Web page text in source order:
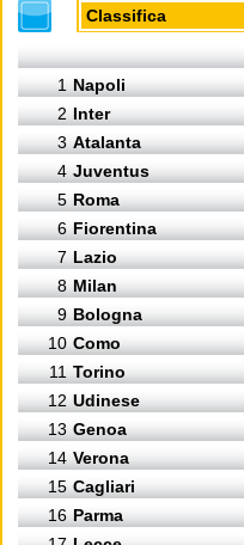
Classifica
1 Napoli
2 Inter
3 Atalanta
4 Juventus
5 Roma
6 Fiorentina
7 Lazio
8 Milan
9 Bologna
10 Como
11 Torino
12 Udinese
13 Genoa
14 Verona
15 Cagliari
16 Parma